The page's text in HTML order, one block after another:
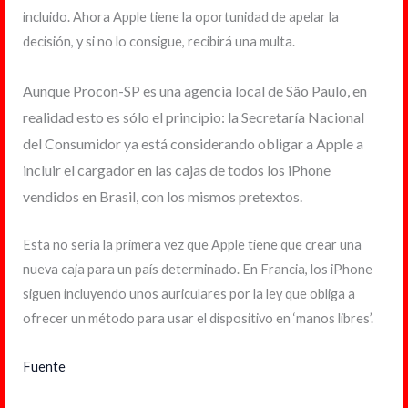
incluido. Ahora Apple tiene la oportunidad de apelar la
decisión, y si no lo consigue, recibirá una multa.
Aunque Procon-SP es una agencia local de São Paulo, en
realidad esto es sólo el principio: la Secretaría Nacional
del Consumidor ya está considerando obligar a Apple a
incluir el cargador en las cajas de todos los iPhone
vendidos en Brasil, con los mismos pretextos.
Esta no sería la primera vez que Apple tiene que crear una
nueva caja para un país determinado. En Francia, los iPhone
siguen incluyendo unos auriculares por la ley que obliga a
ofrecer un método para usar el dispositivo en ‘manos libres’.
Fuente